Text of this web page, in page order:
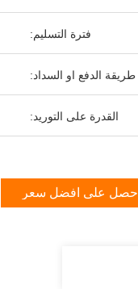
فترة التسليم:
طريقة الدفع او السداد:
القدرة على التوريد:
احصل على افضل سعر